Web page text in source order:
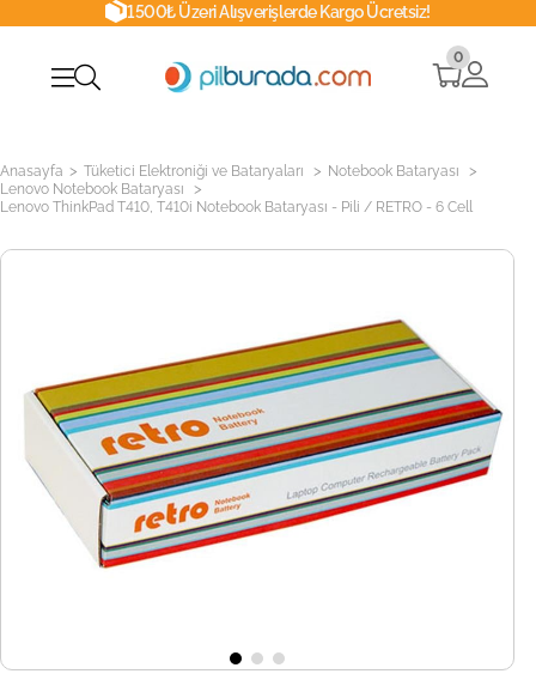
1500₺ Üzeri Alışverişlerde Kargo Ücretsiz!
0
Anasayfa > Tüketici Elektroniği ve Bataryaları > Notebook Bataryası >
Lenovo Notebook Bataryası >
Lenovo ThinkPad T410, T410i Notebook Bataryası - Pili / RETRO - 6 Cell